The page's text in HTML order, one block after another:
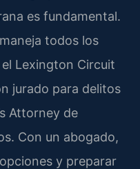
es fundamental.
todos los
Lexington Circuit
jurado para delitos
Attorney de
Con un abogado,
y preparar